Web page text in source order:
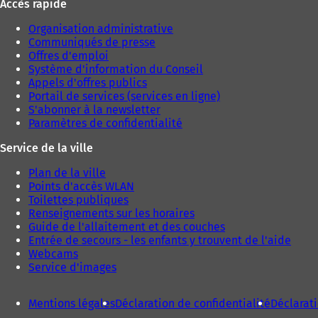
Accès rapide
Organisation administrative
Communiqués de presse
Offres d'emploi
Système d'information du Conseil
Appels d'offres publics
Portail de services (services en ligne)
S'abonner à la newsletter
Paramètres de confidentialité
Service de la ville
Plan de la ville
Points d'accès WLAN
Toilettes publiques
Renseignements sur les horaires
Guide de l'allaitement et des couches
Entrée de secours - les enfants y trouvent de l'aide
Webcams
Service d'images
Mentions légalesDéclaration de confidentialité